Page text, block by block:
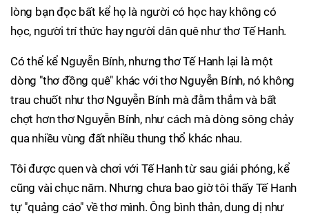
lòng bạn đọc bất kể họ là người có học hay không có
học, người trí thức hay người dân quê như thơ Tế Hanh.
Có thể kể Nguyễn Bính, nhưng thơ Tế Hanh lại là một
dòng "thơ đồng quê" khác với thơ Nguyễn Bính, nó không
trau chuốt như thơ Nguyễn Bính mà đằm thắm và bất
chợt hơn thơ Nguyễn Bính, như cách mà dòng sông chảy
qua nhiều vùng đất nhiều thung thổ khác nhau.
Tôi được quen và chơi với Tế Hanh từ sau giải phóng, kể
cũng vài chục năm. Nhưng chưa bao giờ tôi thấy Tế Hanh
tự "quảng cáo" về thơ mình. Ông bình thản, dung dị như